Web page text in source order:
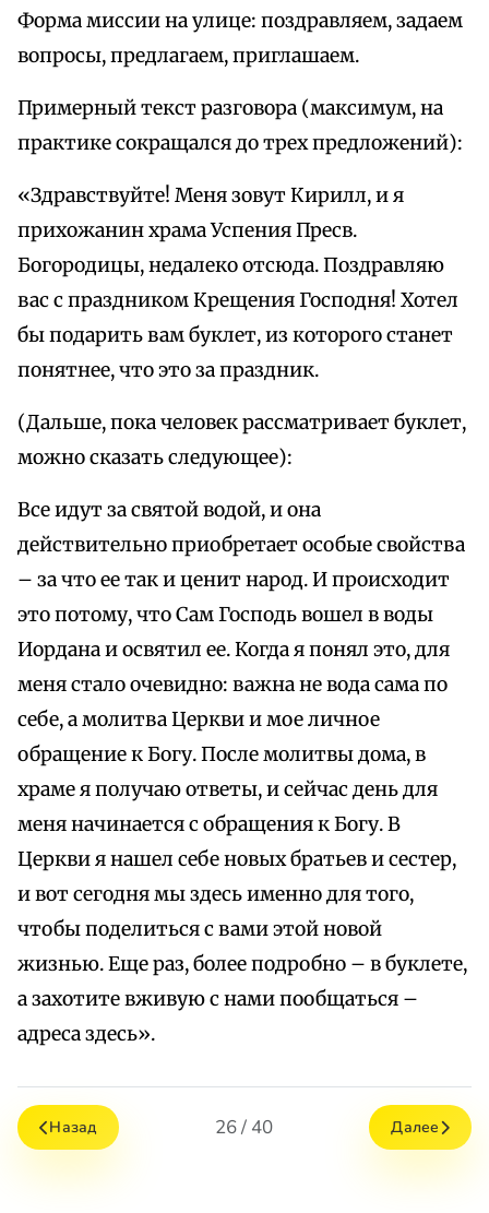
Форма миссии на улице: поздравляем, задаем
вопросы, предлагаем, приглашаем.
Примерный текст разговора (максимум, на
практике сокращался до трех предложений):
«Здравствуйте! Меня зовут Кирилл, и я
прихожанин храма Успения Пресв.
Богородицы, недалеко отсюда. Поздравляю
вас с праздником Крещения Господня! Хотел
бы подарить вам буклет, из которого станет
понятнее, что это за праздник.
(Дальше, пока человек рассматривает буклет,
можно сказать следующее):
Все идут за святой водой, и она
действительно приобретает особые свойства
– за что ее так и ценит народ. И происходит
это потому, что Сам Господь вошел в воды
Иордана и освятил ее. Когда я понял это, для
меня стало очевидно: важна не вода сама по
себе, а молитва Церкви и мое личное
обращение к Богу. После молитвы дома, в
храме я получаю ответы, и сейчас день для
меня начинается с обращения к Богу. В
Церкви я нашел себе новых братьев и сестер,
и вот сегодня мы здесь именно для того,
чтобы поделиться с вами этой новой
жизнью. Еще раз, более подробно – в буклете,
а захотите вживую с нами пообщаться –
адреса здесь».
Назад 26 / 40 Далее